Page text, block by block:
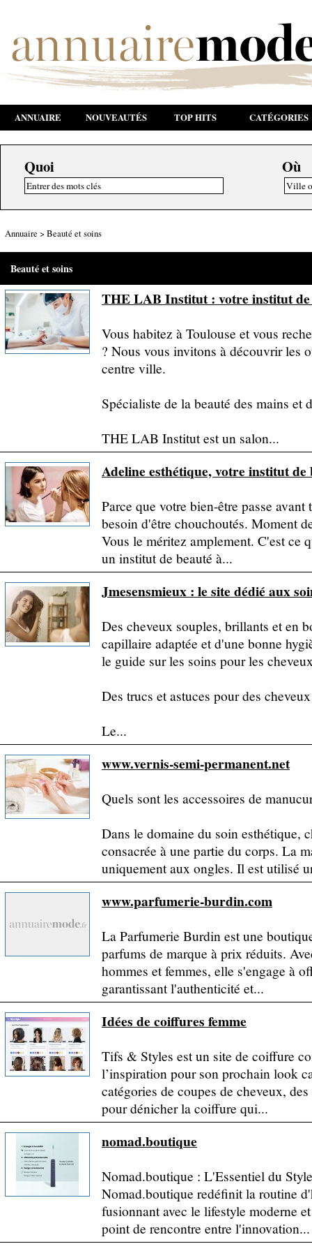
ANNUAIRE NOUVEAUTÉS TOP HITS CATÉGORIES
Quoi Où
Annuaire > Beauté et soins
Beauté et soins
THE LAB Institut : votre institut de
Vous habitez à Toulouse et vous
? Nous vous invitons à découvrir les
centre ville.
Spécialiste de la beauté des mains et
THE LAB Institut est un salon...
Adeline esthétique, votre institut
Parce que votre bien-être passe
besoin d'être chouchoutés. Moment
Vous le méritez amplement. C'est ce
un institut de beauté à...
Jmesensmieux : le site dédié aux
Des cheveux souples, brillants et en
capillaire adaptée et d'une bonne
le guide sur les soins pour les
Des trucs et astuces pour des
Le...
www.vernis-semi-permanent.net
Quels sont les accessoires de
Dans le domaine du soin esthétique,
consacrée à une partie du corps. La
uniquement aux ongles. Il est utilisé
www.parfumerie-burdin.com
La Parfumerie Burdin est une
parfums de marque à prix réduits.
hommes et femmes, elle s'engage à
garantissant l'authenticité et...
Idées de coiffures femme
Tifs & Styles est un site de coiffure
l’inspiration pour son prochain look
catégories de coupes de cheveux,
pour dénicher la coiffure qui...
nomad.boutique
Nomad.boutique : L'Essentiel du
Nomad.boutique redéfinit la routine
fusionnant avec le lifestyle moderne
point de rencontre entre l'innovation...